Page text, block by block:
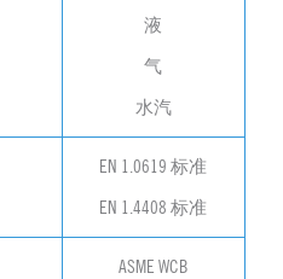
液
气
水汽
EN 1.0619 标准
EN 1.4408 标准
ASME WCB